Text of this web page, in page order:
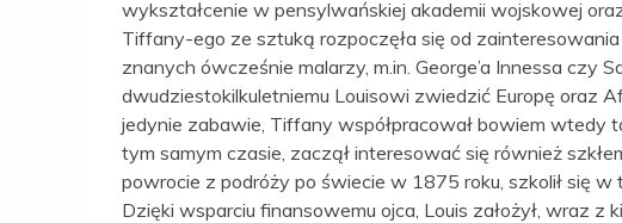
wykształcenie w pensylwańskiej akademii wojskowej
Tiffany-ego ze sztuką rozpoczęła się od
znanych ówcześnie malarzy, m.in. George’a Innessa czy
dwudziestokilkuletniemu Louisowi zwiedzić Europę oraz
jedynie zabawie, Tiffany współpracował bowiem wtedy
tym samym czasie, zaczął interesować się również
powrocie z podróży po świecie w 1875 roku, szkolił się
Dzięki wsparciu finansowemu ojca, Louis założył, wraz z